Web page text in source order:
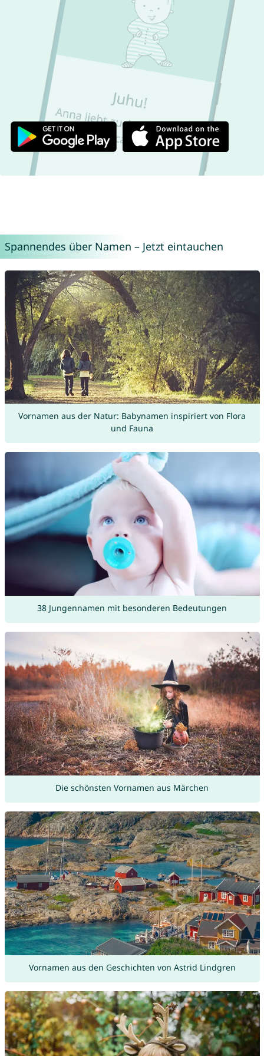
Spannendes über Namen – Jetzt eintauchen
Vornamen aus der Natur: Babynamen inspiriert von Flora
und Fauna
38 Jungennamen mit besonderen Bedeutungen
Die schönsten Vornamen aus Märchen
Vornamen aus den Geschichten von Astrid Lindgren